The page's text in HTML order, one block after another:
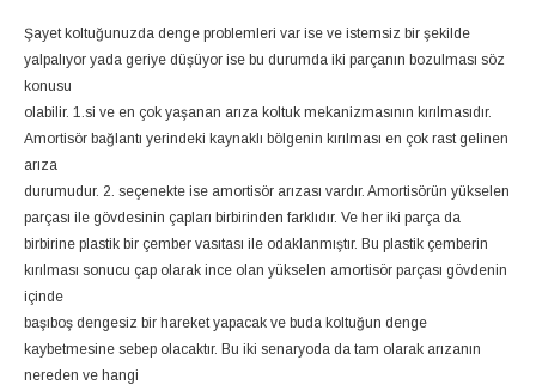
Şayet koltuğunuzda denge problemleri var ise ve istemsiz bir şekilde
yalpalıyor yada geriye düşüyor ise bu durumda iki parçanın bozulması söz
konusu
olabilir. 1.si ve en çok yaşanan arıza koltuk mekanizmasının kırılmasıdır.
Amortisör bağlantı yerindeki kaynaklı bölgenin kırılması en çok rast gelinen
arıza
durumudur. 2. seçenekte ise amortisör arızası vardır. Amortisörün yükselen
parçası ile gövdesinin çapları birbirinden farklıdır. Ve her iki parça da
birbirine plastik bir çember vasıtası ile odaklanmıştır. Bu plastik çemberin
kırılması sonucu çap olarak ince olan yükselen amortisör parçası gövdenin
içinde
başıboş dengesiz bir hareket yapacak ve buda koltuğun denge
kaybetmesine sebep olacaktır. Bu iki senaryoda da tam olarak arızanın
nereden ve hangi